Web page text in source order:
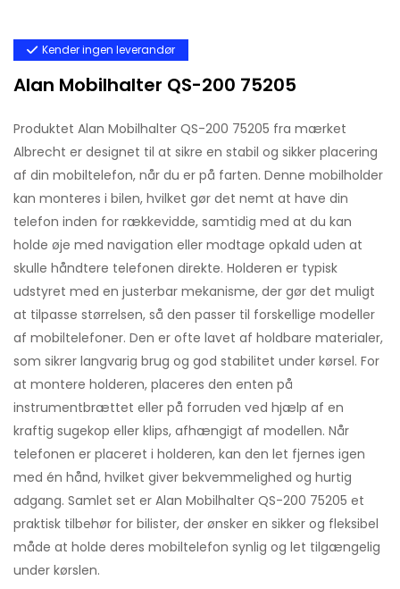
Kender ingen leverandør
Alan Mobilhalter QS-200 75205
Produktet Alan Mobilhalter QS-200 75205 fra mærket
Albrecht er designet til at sikre en stabil og sikker placering
af din mobiltelefon, når du er på farten. Denne mobilholder
kan monteres i bilen, hvilket gør det nemt at have din
telefon inden for rækkevidde, samtidig med at du kan
holde øje med navigation eller modtage opkald uden at
skulle håndtere telefonen direkte. Holderen er typisk
udstyret med en justerbar mekanisme, der gør det muligt
at tilpasse størrelsen, så den passer til forskellige modeller
af mobiltelefoner. Den er ofte lavet af holdbare materialer,
som sikrer langvarig brug og god stabilitet under kørsel. For
at montere holderen, placeres den enten på
instrumentbrættet eller på forruden ved hjælp af en
kraftig sugekop eller klips, afhængigt af modellen. Når
telefonen er placeret i holderen, kan den let fjernes igen
med én hånd, hvilket giver bekvemmelighed og hurtig
adgang. Samlet set er Alan Mobilhalter QS-200 75205 et
praktisk tilbehør for bilister, der ønsker en sikker og fleksibel
måde at holde deres mobiltelefon synlig og let tilgængelig
under kørslen.